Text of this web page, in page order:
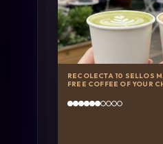
RECOLECTA 10 SELLOS
FREE COFFEE OF YOUR